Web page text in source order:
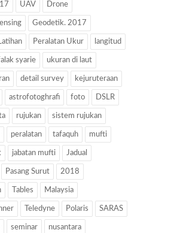
UAV Drone
Geodetik. 2017
Peralatan Ukur langitud
syarie ukuran di laut
detail survey kejuruteraan
astrofotoghrafi foto DSLR
rujukan sistem rujukan
peralatan tafaquh mufti
jabatan mufti Jadual
Pasang Surut 2018
Tables Malaysia
Teledyne Polaris SARAS
seminar nusantara